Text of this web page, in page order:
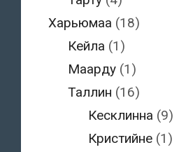
Харьюмаа (18)
Кейла (1)
Маарду (1)
Таллин (16)
Кесклинна (9)
Кристийне(1)